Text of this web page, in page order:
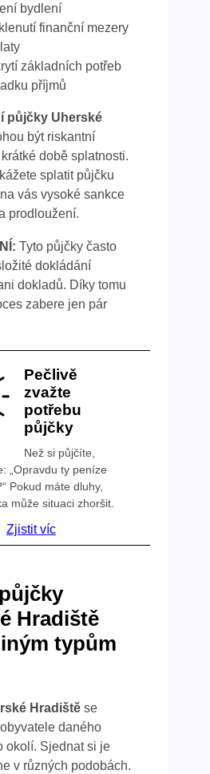
bydlení
finanční mezery
základních potřeb
příjmů
půjčky Uherské
být riskantní
době splatnosti.
splatit půjčku
vás vysoké sankce
prodloužení.
Tyto půjčky často
dokládání
dokladů. Díky tomu
zabere jen pár
Pečlivě
zvažte
potřebu
půjčky
Než si půjčíte,
„Opravdu ty peníze
Pokud máte dluhy,
může situaci zhoršit.
Zjistit víc
Hradiště
typům
Hradištěse
daného
okolí. Sjednat si je
v různých podobách.